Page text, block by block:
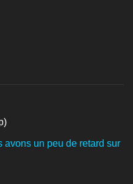
avons un peu de retard sur